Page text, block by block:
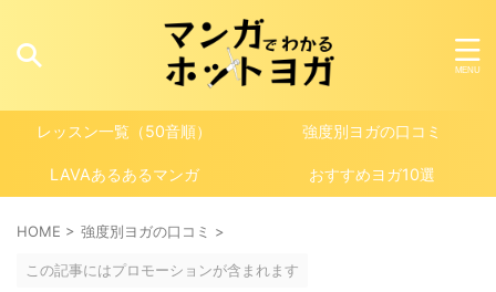
レッスン一覧（50音順） 強度別ヨガの口コミ
LAVAあるあるマンガ おすすめヨガ10選
HOME > 強度別ヨガの口コミ >
この記事にはプロモーションが含まれます